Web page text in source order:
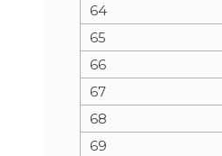
64
65
66
67
68
69